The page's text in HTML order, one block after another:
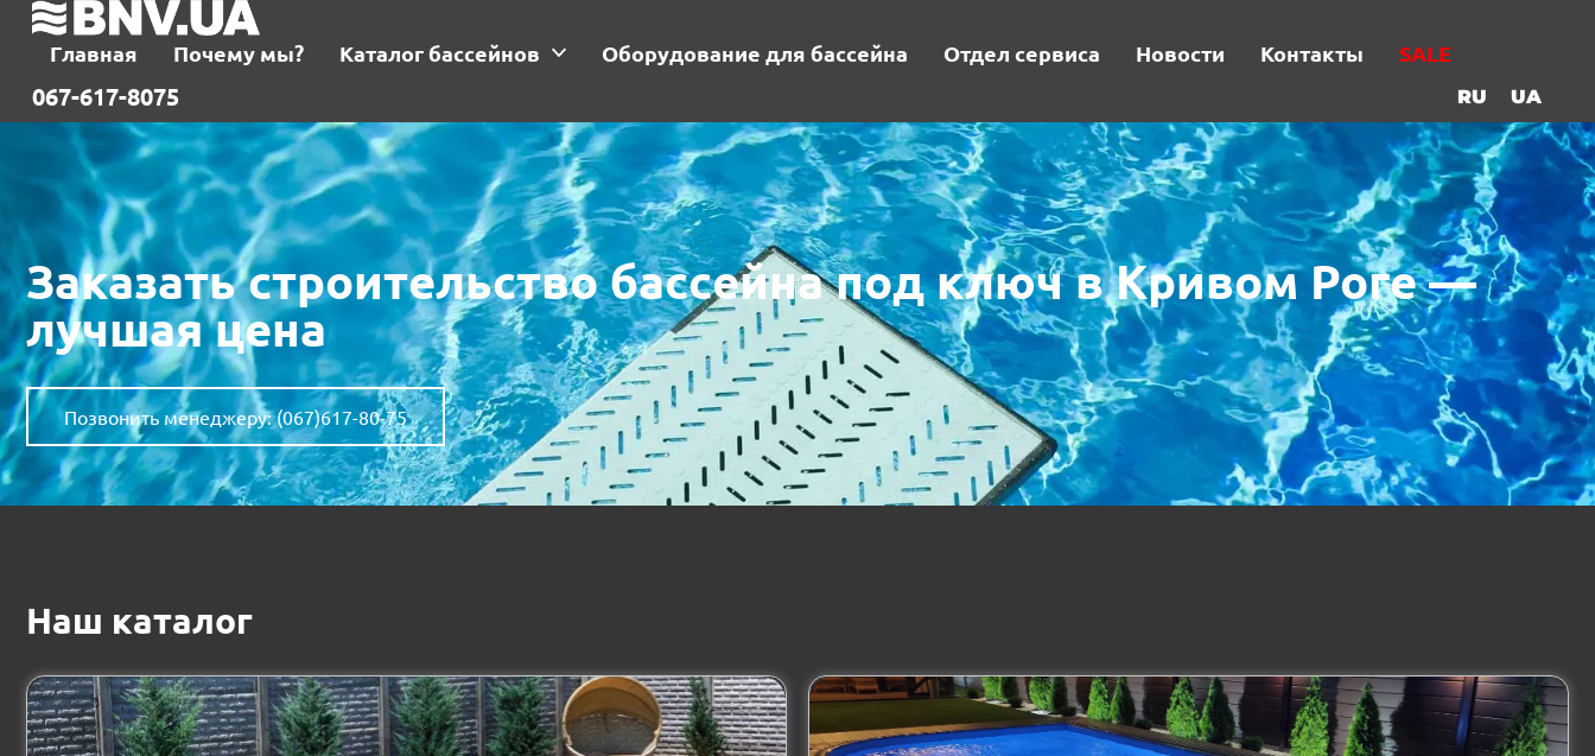
Главная Почему мы? Каталог бассейнов Оборудование для бассейна Отдел сервиса Новости Контакты SALE
067-617-8075 RU UA
Заказать строительство бассейна под ключ в Кривом Роге —
лучшая цена
Позвонить менеджеру: (067)617-80-75
Наш каталог